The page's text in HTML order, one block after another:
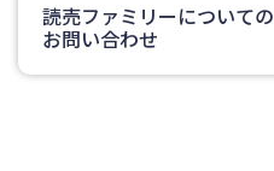
読売ファミリーについての
お問い合わせ